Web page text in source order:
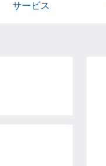
サービス